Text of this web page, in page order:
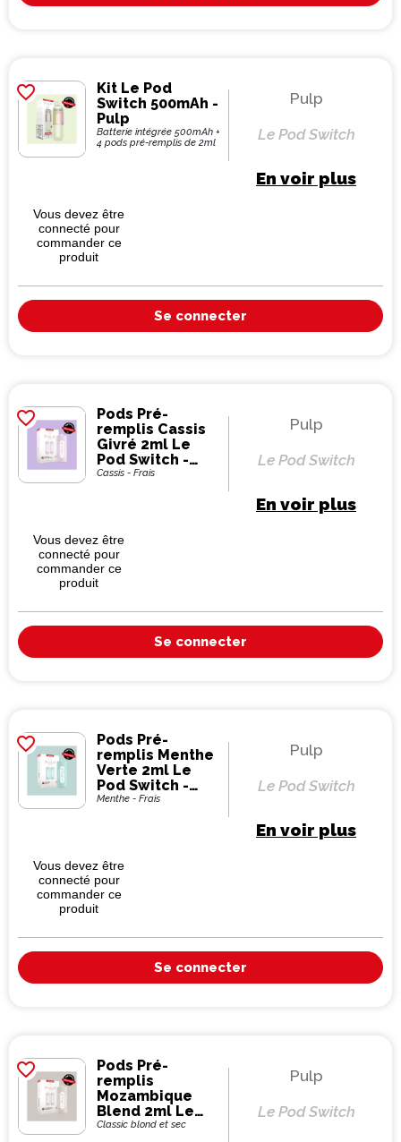
favorite_border
Kit Le Pod
Switch 500mAh -
Pulp
Batterie intégrée 500mAh +
4 pods pré-remplis de 2ml
Pulp
Le Pod Switch
En voir plus
Vous devez être
connecté pour
commander ce
produit
Se connecter
favorite_border
Pods Pré-
remplis Cassis
Givré 2ml Le
Pod Switch -
Pulp (pack de 2)
Cassis - Frais
Pulp
Le Pod Switch
En voir plus
Vous devez être
connecté pour
commander ce
produit
Se connecter
favorite_border
Pods Pré-
remplis Menthe
Verte 2ml Le
Pod Switch -
Pulp (pack de 2)
Menthe - Frais
Pulp
Le Pod Switch
En voir plus
Vous devez être
connecté pour
commander ce
produit
Se connecter
favorite_border
Pods Pré-
remplis
Mozambique
Blend 2ml Le
Pod Switch -
Classic blond et sec
Pulp
Le Pod Switch